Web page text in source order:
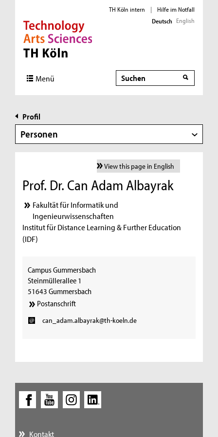
Direkt zur Hauptnavigation
Direkt zur Subnavigation
Direkt zum Inhalt
Direkt zum Fußbereich
TH Köln intern |
Hilfe im Notfall
Deutsch English
Menü Suche
Profil
Personen
View this page in English
Prof. Dr. Can Adam Albayrak
Fakultät für Informatik und
Ingenieurwissenschaften
Institut für Distance Learning & Further Education
(IDF)
Campus Gummersbach
Steinmüllerallee 1
51643 Gummersbach
Postanschrift
can_adam.albayrak@th-koeln.de
Kontakt